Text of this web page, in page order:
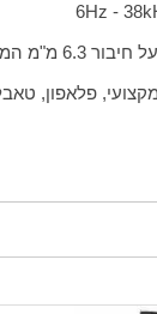
Hz -
6
חיבור 3
.
6 מ"מ
פלאפון,